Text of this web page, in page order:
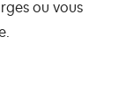
ou vous